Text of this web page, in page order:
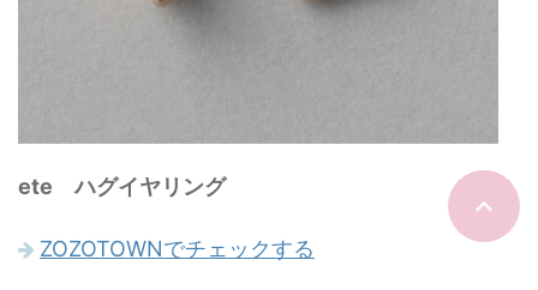
ete ハグイヤリング
ZOZOTOWNでチェックする